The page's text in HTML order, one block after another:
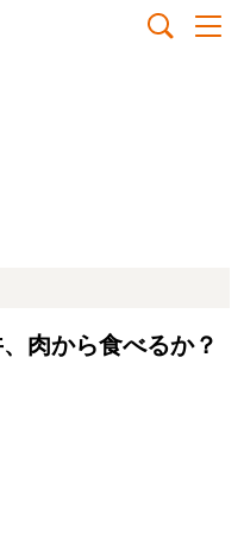
肉から食べるか？